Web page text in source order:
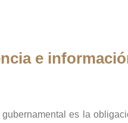
e
gubernamental es la